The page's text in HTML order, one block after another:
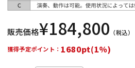
販売価格¥184,800 （税込）
獲得予定ポイント： 1680pt(1%)